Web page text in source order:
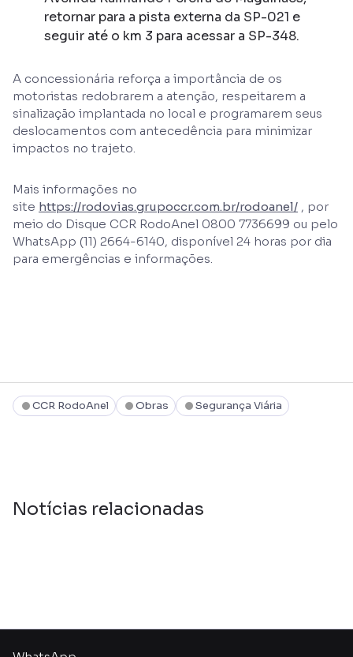
retornar para a pista externa da SP-021 e
seguir até o km 3 para acessar a SP-348.
A concessionária reforça a importância de os
motoristas redobrarem a atenção, respeitarem a
sinalização implantada no local e programarem seus
deslocamentos com antecedência para minimizar
impactos no trajeto.
Mais informações no
site https://rodovias.grupoccr.com.br/rodoanel/ , por
meio do Disque CCR RodoAnel 0800 7736699 ou pelo
WhatsApp (11) 2664-6140, disponível 24 horas por dia
para emergências e informações.
CCR RodoAnel Obras Segurança Viária
Notícias relacionadas